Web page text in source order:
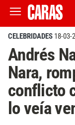
CELEBRIDADES 18-03-
Andrés
Nara,
conflicto
lo veía